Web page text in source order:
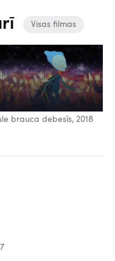
Visas filmas
brauca debesīs, 2018